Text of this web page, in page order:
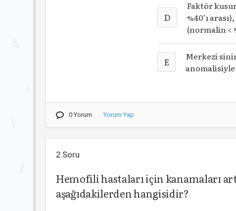
D
Faktör
%40’ı
(normalin <
E
Merkezi
0 Yorum Yorum Yap
2.Soru
Hemofili hastaları için kanamaları
aşağıdakilerden hangisidir?